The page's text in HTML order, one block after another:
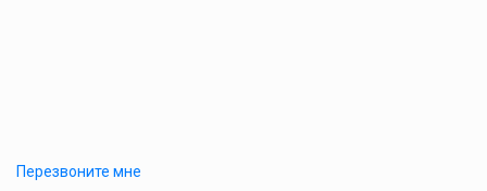
Перезвоните мне